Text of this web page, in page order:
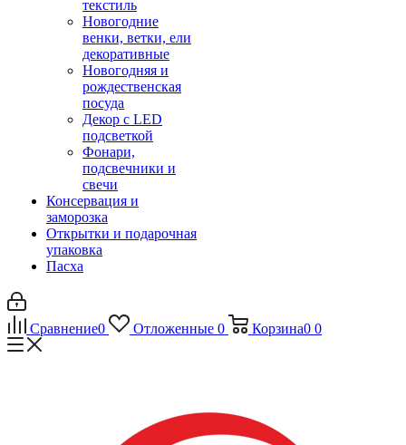
текстиль
Новогодние
венки, ветки, ели
декоративные
Новогодняя и
рождественская
посуда
Декор с LED
подсветкой
Фонари,
подсвечники и
свечи
Консервация и
заморозка
Открытки и подарочная
упаковка
Пасха
Сравнение0 Отложенные 0 Корзина0 0